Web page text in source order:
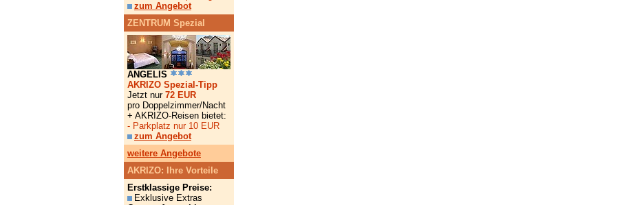
zum Angebot
ZENTRUM Spezial
ANGELIS
AKRIZO Spezial-Tipp
Jetzt nur72 EUR
pro Doppelzimmer/Nacht
+ AKRIZO-Reisen bietet:
- Parkplatz nur 10 EUR
zum Angebot
weitere Angebote
AKRIZO: Ihre Vorteile
Erstklassige Preise:
Exklusive Extras